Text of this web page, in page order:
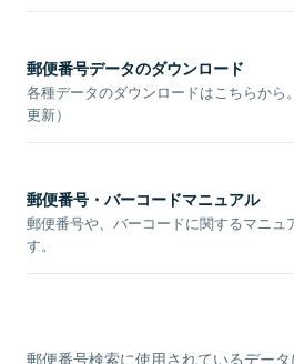
郵便番号データのダウンロード
各種データのダウンロードはこちらから
更新）
郵便番号・バーコードマニュアル
郵便番号や、バーコードに関するマニュ
す。
郵便番号検索に使用されているデータ